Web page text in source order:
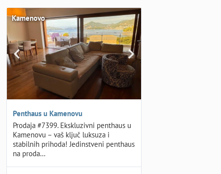
Kamenovo
Penthaus u Kamenovu
Prodaja #7399. Ekskluzivni penthaus u
Kamenovu – vaš ključ luksuza i
stabilnih prihoda! Jedinstveni penthaus
na proda…